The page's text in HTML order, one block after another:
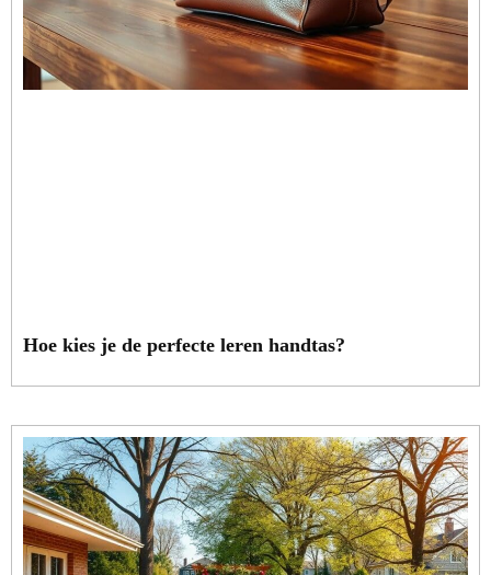
Hoe kies je de perfecte leren handtas?